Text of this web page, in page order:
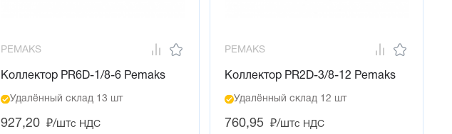
PEMAKS
Коллектор PR6D-1/8-6 Pemaks
Удалённый склад 13 шт
927,20 ₽/штс НДС
PEMAKS
Коллектор PR2D-3/8-12 Pemaks
Удалённый склад 12 шт
760,95 ₽/штс НДС